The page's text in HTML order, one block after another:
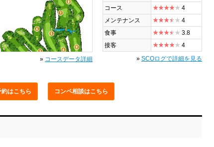
» コースデータ詳細
コース
4
メンテナンス
4
食事
3.8
接客
4
» SCOログで詳細を見る
約はこちら コンペ相談はこちら